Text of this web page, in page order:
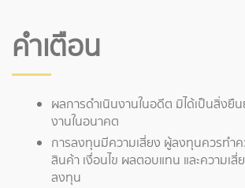
คำเตือน
ผลการดำเนินงานในอดีต มิได้เป็นสิ่งยื
งานในอนาคต
การลงทุนมีความเสี่ยง ผู้ลงทุนควรทำค
สินค้า เงื่อนไข ผลตอบแทน และความเ
ลงทุน